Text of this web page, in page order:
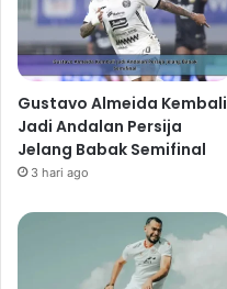
Gustavo Almeida Kembali
Jadi Andalan Persija
Jelang Babak Semifinal
3 hari ago